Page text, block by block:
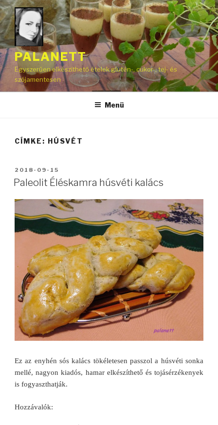
Tartalomhoz
PALANETT
Egyszerűen elkészíthető ételek glutén-, cukor-, tej- és
szójamentesen
Menü
CÍMKE: HÚSVÉT
BEKÜLDVE:
2018-09-15
Paleolit Éléskamra húsvéti kalács
Ez az enyhén sós kalács tökéletesen passzol a húsvéti sonka
mellé, nagyon kiadós, hamar elkészíthető és tojásérzékenyek
is fogyaszthatják.
Hozzávalók: